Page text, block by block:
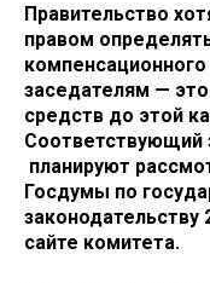
Правительство
правом
заседателям —
средств до этой
Соответствующий
планируют
Госдумы по
законодательству
сайте комитета.